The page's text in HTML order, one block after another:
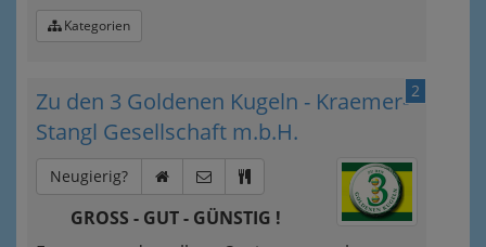
Kategorien
2
Zu den 3 Goldenen Kugeln - Kraemer-
Stangl Gesellschaft m.b.H.
Neugierig?
GROSS - GUT - GÜNSTIG !